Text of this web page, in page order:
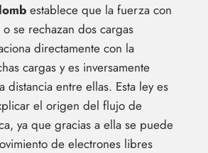
establece que la fuerza con
se rechazan dos cargas
directamente con la
cargas y es inversamente
distancia entre ellas. Esta ley es
el origen del flujo de
ya que gracias a ella se puede
de electrones libres